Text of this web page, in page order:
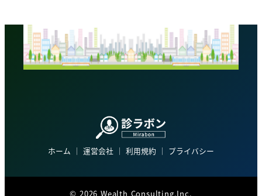
ホーム │ 運営会社 │ 利用規約 │ プライバシー
© 2026 Wealth Consulting,Inc.